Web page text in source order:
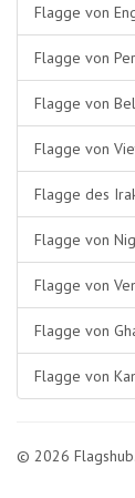
Flagge von
Flagge von
Flagge von
Flagge von
Flagge des
Flagge von
Flagge von
Flagge von
Flagge von
© 2026